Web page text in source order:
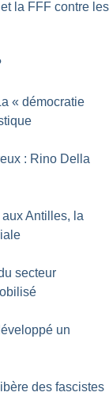
la FFF contre les
« démocratie
: Rino Della
Antilles, la
secteur
un
des fascistes